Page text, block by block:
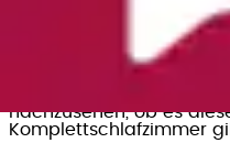
Ein weiterer Aspekt ist
gegenüber dem Kauf
nachzusehen, ob es
Komplettschlafzimmer